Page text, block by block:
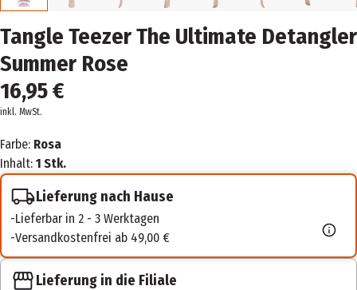
Tangle Teezer The Ultimate Detangler
Summer Rose
16,95 €
inkl. MwSt.
Farbe: Rosa
Inhalt: 1 Stk.
Lieferung nach Hause
Lieferbar in 2 - 3 Werktagen
Versandkostenfrei ab 49,00 €
Lieferung in die Filiale